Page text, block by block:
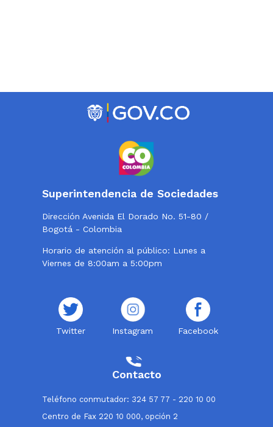
Superintendencia de Sociedades
Dirección Avenida El Dorado No. 51-80 /
Bogotá - Colombia
Horario de atención al público: Lunes a
Viernes de 8:00am a 5:00pm
Twitter Instagram Facebook
Contacto
Teléfono conmutador: 324 57 77 - 220 10 00
Centro de Fax 220 10 000, opción 2